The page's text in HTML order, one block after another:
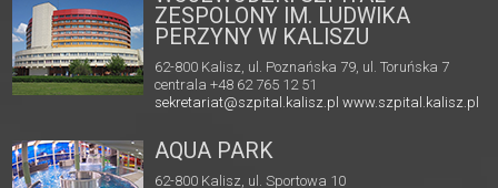
ZESPOLONY IM. LUDWIKA
PERZYNY W KALISZU
62-800 Kalisz, ul. Poznańska 79, ul. Toruńska 7
centrala +48 62 765 12 51
sekretariat@szpital.kalisz.pl www.szpital.kalisz.pl
AQUA PARK
62-800 Kalisz, ul. Sportowa 10